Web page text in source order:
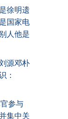
徐明遗
国家电
人他是
源邓朴
：
参与
集中关